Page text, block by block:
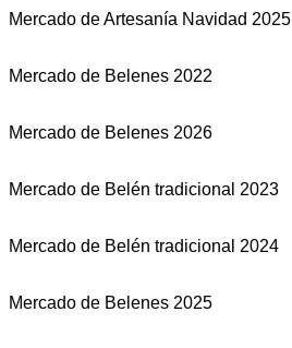
Mercado de Artesanía Navidad 2025
Mercado de Belenes 2022
Mercado de Belenes 2026
Mercado de Belén tradicional 2023
Mercado de Belén tradicional 2024
Mercado de Belenes 2025